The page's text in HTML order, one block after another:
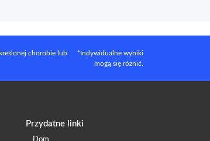
chorobie lub
*Indywidualne wyniki
mogą się różnić.
Przydatne linki